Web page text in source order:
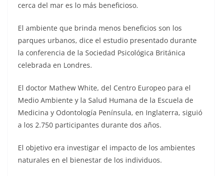
cerca del mar es lo más beneficioso.
El ambiente que brinda menos beneficios son los
parques urbanos, dice el estudio presentado durante
la conferencia de la Sociedad Psicológica Británica
celebrada en Londres.
El doctor Mathew White, del Centro Europeo para el
Medio Ambiente y la Salud Humana de la Escuela de
Medicina y Odontología Península, en Inglaterra, siguió
a los 2.750 participantes durante dos años.
El objetivo era investigar el impacto de los ambientes
naturales en el bienestar de los individuos.